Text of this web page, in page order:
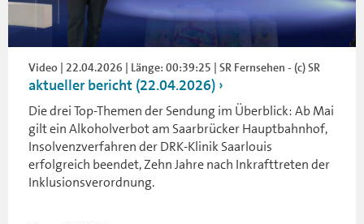
Video | 22.04.2026 | Länge: 00:39:25 | SR Fernsehen - (c) SR
aktueller bericht (22.04.2026)
Die drei Top-Themen der Sendung im Überblick: Ab Mai
gilt ein Alkoholverbot am Saarbrücker Hauptbahnhof,
Insolvenzverfahren der DRK-Klinik Saarlouis
erfolgreich beendet, Zehn Jahre nach Inkrafttreten der
Inklusionsverordnung.